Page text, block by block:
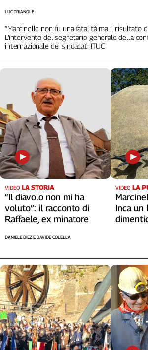
“Marcinelle non fu una fatalità ma il risultato
L’intervento del segretario generale della
internazionale dei sindacati ITUC
LUC TRIANGLE
VIDEO LA STORIA
“Il diavolo non mi ha
voluto”: il racconto di
Raffaele, ex minatore
DANIELE DIEZ E DAVIDE COLELLA
VIDEO LA
Inca un